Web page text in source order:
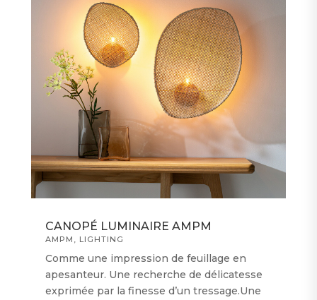
CANOPÉ LUMINAIRE AMPM
AMPM , LIGHTING
Comme une impression de feuillage en
apesanteur. Une recherche de délicatesse
exprimée par la finesse d’un tressage.Une